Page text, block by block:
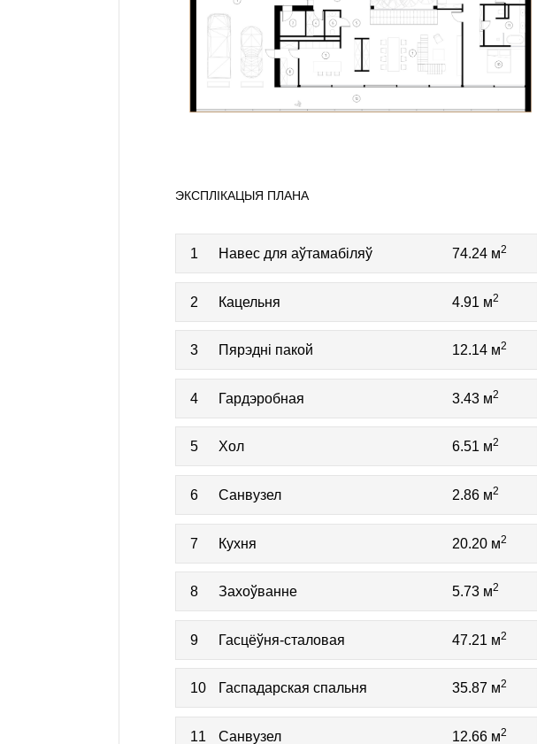
ЭКСПЛІКАЦЫЯ ПЛАНА
1 Навес для аўтамабіляў 74.24 м2
2 Кацельня 4.91 м2
3 Пярэдні пакой 12.14 м2
4 Гардэробная 3.43 м2
5 Хол 6.51 м2
6 Санвузел 2.86 м2
7 Кухня 20.20 м2
8 Захоўванне 5.73 м2
9 Гасцёўня-сталовая 47.21 м2
10 Гаспадарская спальня 35.87 м2
11 Санвузел 12.66 м2